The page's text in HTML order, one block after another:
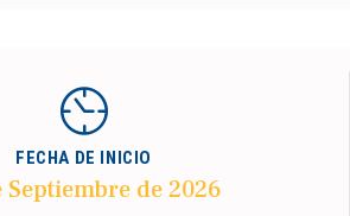
FECHA DE INICIO
Septiembre de 2026